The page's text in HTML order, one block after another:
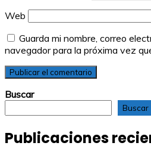
Web
Guarda mi nombre, correo
navegador para la próxima vez
Buscar
Buscar
Publicaciones